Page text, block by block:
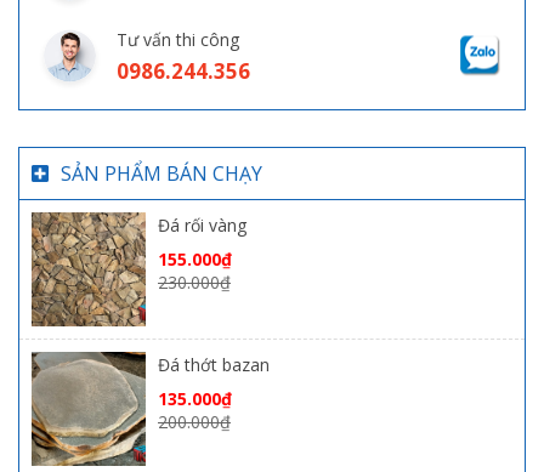
Tư vấn thi công
0986.244.356
SẢN PHẨM BÁN CHẠY
Đá rối vàng
155.000₫
230.000₫
Đá thớt bazan
135.000₫
200.000₫